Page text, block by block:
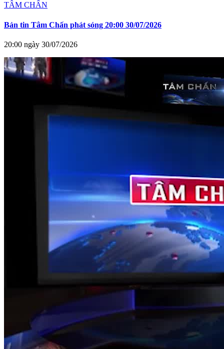
TÂM CHẤN
Bản tin Tâm Chấn phát sóng 20:00 30/07/2026
20:00 ngày 30/07/2026